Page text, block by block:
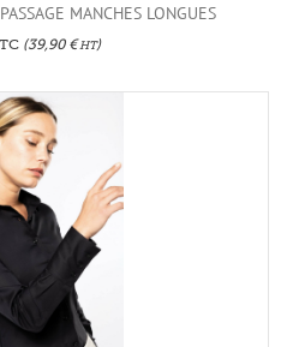
MANCHES LONGUES
(39,90 €HT)